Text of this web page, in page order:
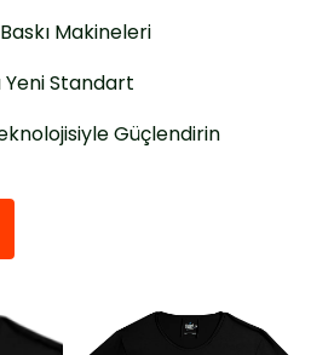
Makineleri
Yeni Standart
Güçlendirin